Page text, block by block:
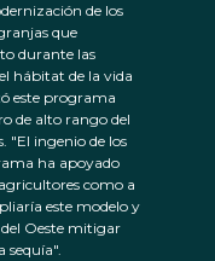
de los
que
durante las
hábitat de la vida
este programa
de alto rango del
"El ingenio de los
ha apoyado
como a
este modelo y
Oeste mitigar
sequía".